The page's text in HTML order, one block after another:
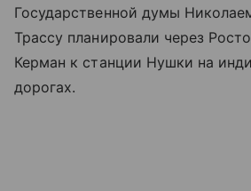
Государственной думы
Трассу планировали через
Керман к станции Нушки на
дорогах.